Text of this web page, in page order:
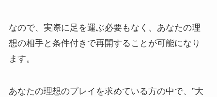
なので、実際に足を運ぶ必要もなく、あなたの理
想の相手と条件付きで再開することが可能になり
ます。
あなたの理想のプレイを求めている方の中で、”大